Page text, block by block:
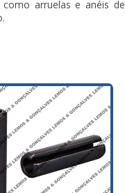
arruelas e anéis de